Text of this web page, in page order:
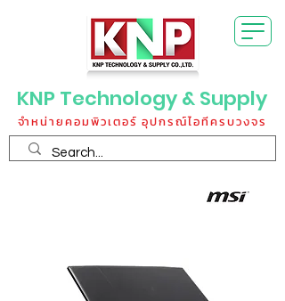
KNP Technology & Supply
จำหน่ายคอมพิวเตอร์ อุปกรณ์ไอทีครบวงจร